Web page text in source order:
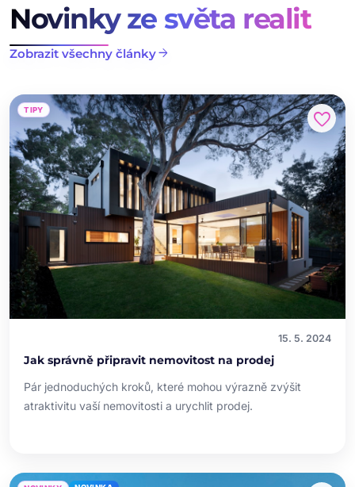
Novinky ze světa realit
Zobrazit všechny článkyarrow_forward
TIPY favorite
15. 5. 2024
Jak správně připravit nemovitost na prodej
Pár jednoduchých kroků, které mohou výrazně zvýšit
atraktivitu vaší nemovitosti a urychlit prodej.